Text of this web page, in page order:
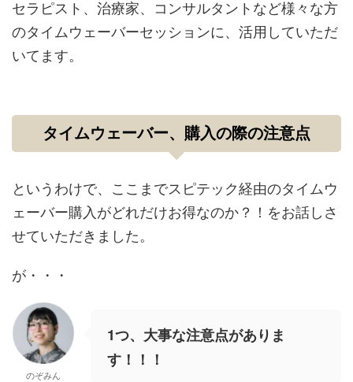
セラピスト、治療家、コンサルタントなど様々な方
のタイムウェーバーセッションに、活用していただ
いてます。
タイムウェーバー、購入の際の注意点
というわけで、ここまでスピテック経由のタイムウ
ェーバー購入がどれだけお得なのか？！をお話しさ
せていただきました。
が・・・
のぞみん
1つ、大事な注意点がありま
す！！！